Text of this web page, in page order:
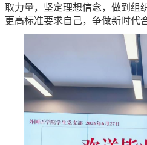
取力量，坚定理想信念，做到组
更高标准要求自己，争做新时代